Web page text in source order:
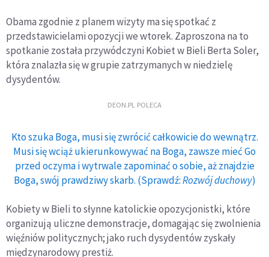
Obama zgodnie z planem wizyty ma się spotkać z
przedstawicielami opozycji we wtorek. Zaproszona na to
spotkanie została przywódczyni Kobiet w Bieli Berta Soler,
która znalazła się w grupie zatrzymanych w niedzielę
dysydentów.
DEON.PL POLECA
Kto szuka Boga, musi się zwrócić całkowicie do wewnątrz.
Musi się wciąż ukierunkowywać na Boga, zawsze mieć Go
przed oczyma i wytrwale zapominać o sobie, aż znajdzie
Boga, swój prawdziwy skarb. (Sprawdź:Rozwój duchowy)
Kobiety w Bieli to słynne katolickie opozycjonistki, które
organizują uliczne demonstracje, domagając się zwolnienia
więźniów politycznych; jako ruch dysydentów zyskały
międzynarodowy prestiż.